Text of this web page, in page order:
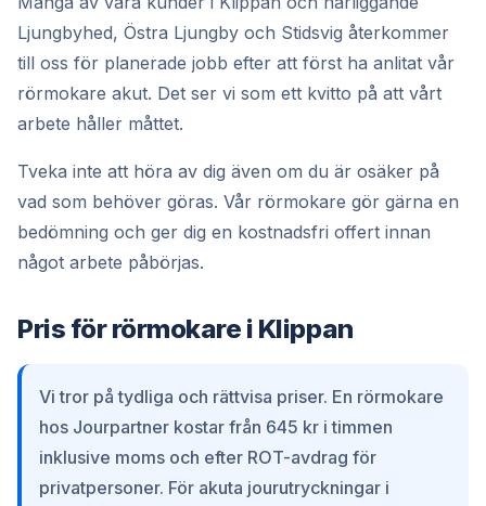
Ljungbyhed, Östra Ljungby och Stidsvig återkommer
till oss för planerade jobb efter att först ha anlitat vår
rörmokare akut. Det ser vi som ett kvitto på att vårt
arbete håller måttet.
Tveka inte att höra av dig även om du är osäker på
vad som behöver göras. Vår rörmokare gör gärna en
bedömning och ger dig en kostnadsfri offert innan
något arbete påbörjas.
Pris för rörmokare i Klippan
Vi tror på tydliga och rättvisa priser. En rörmokare
hos Jourpartner kostar från 645 kr i timmen
inklusive moms och efter ROT-avdrag för
privatpersoner. För akuta jourutryckningar i